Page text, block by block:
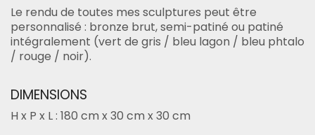
Le rendu de toutes mes sculptures peut être
personnalisé : bronze brut, semi-patiné ou patiné
intégralement (vert de gris / bleu lagon / bleu phtalo
/ rouge / noir).
DIMENSIONS
H x P x L : 180 cm x 30 cm x 30 cm